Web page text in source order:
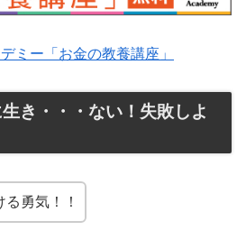
ミー「お金の教養講座」
き・・・ない！失敗しよ
勇気！！